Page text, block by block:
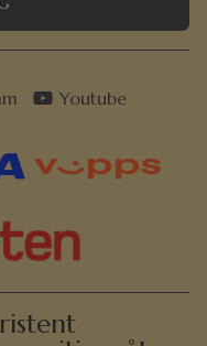
Youtube